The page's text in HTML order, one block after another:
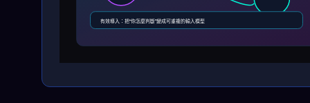
有效導入：把“你怎麼判斷”變成可重複的輸入模型